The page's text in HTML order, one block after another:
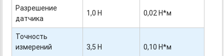
Разрешение
датчика
1,0 H 0,02 Н*м
Точность
измерений
3,5 Н 0,10 Н*м